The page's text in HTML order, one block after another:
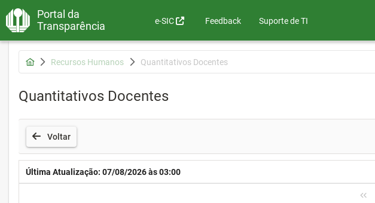
Portal da
Transparência
e-SIC Feedback Suporte de TI
Recursos Humanos Quantitativos Docentes
Quantitativos Docentes
Voltar
Última Atualização: 07/08/2026 às 03:00